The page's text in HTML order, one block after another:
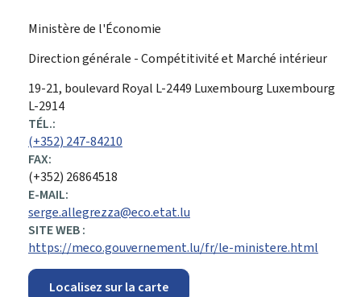
Ministère de l'Économie
Direction générale - Compétitivité et Marché intérieur
ADRESSE
:
19-21, boulevard Royal L-2449 Luxembourg Luxembourg
L-2914
TÉL.:
(+352) 247-84210
FAX:
(+352) 26864518
E-MAIL:
serge.allegrezza@eco.etat.lu
SITE WEB :
https://meco.gouvernement.lu/fr/le-ministere.html
Localisez sur la carte